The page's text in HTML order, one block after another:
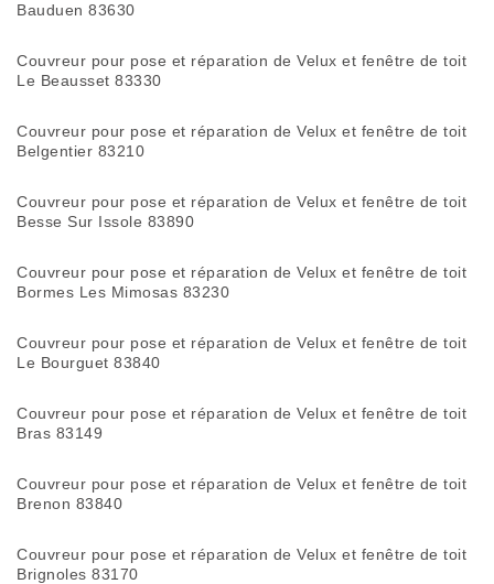
Bauduen 83630
Couvreur pour pose et réparation de Velux et fenêtre de toit
Le Beausset 83330
Couvreur pour pose et réparation de Velux et fenêtre de toit
Belgentier 83210
Couvreur pour pose et réparation de Velux et fenêtre de toit
Besse Sur Issole 83890
Couvreur pour pose et réparation de Velux et fenêtre de toit
Bormes Les Mimosas 83230
Couvreur pour pose et réparation de Velux et fenêtre de toit
Le Bourguet 83840
Couvreur pour pose et réparation de Velux et fenêtre de toit
Bras 83149
Couvreur pour pose et réparation de Velux et fenêtre de toit
Brenon 83840
Couvreur pour pose et réparation de Velux et fenêtre de toit
Brignoles 83170